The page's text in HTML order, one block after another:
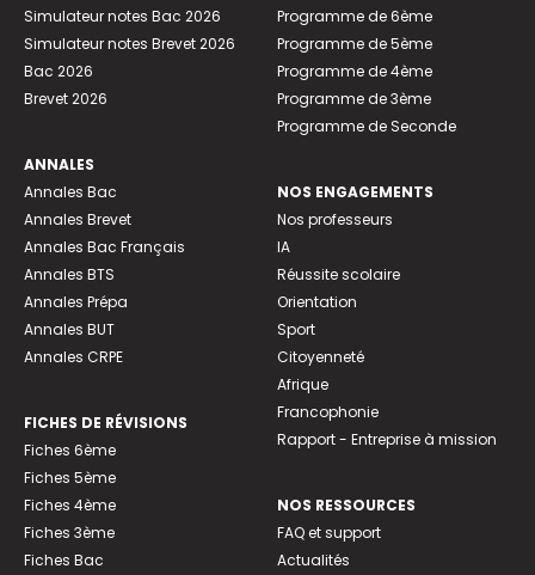
Simulateur notes Bac 2026
Simulateur notes Brevet 2026
Bac 2026
Brevet 2026
ANNALES
Annales Bac
Annales Brevet
Annales Bac Français
Annales BTS
Annales Prépa
Annales BUT
Annales CRPE
FICHES DE RÉVISIONS
Fiches 6ème
Fiches 5ème
Fiches 4ème
Fiches 3ème
Fiches Bac
Programme de 6ème
Programme de 5ème
Programme de 4ème
Programme de 3ème
Programme de Seconde
NOS ENGAGEMENTS
Nos professeurs
IA
Réussite scolaire
Orientation
Sport
Citoyenneté
Afrique
Francophonie
Rapport - Entreprise à mission
NOS RESSOURCES
FAQ et support
Actualités